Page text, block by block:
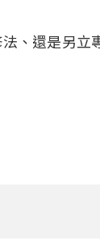
、還是另立